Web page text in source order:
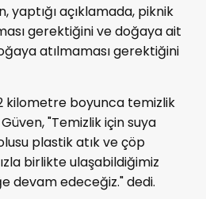
yaptığı açıklamada, piknik
gerektiğini ve doğaya ait
atılmaması gerektiğini
kilometre boyunca temizlik
"Temizlik için suya
plastik atık ve çöp
birlikte ulaşabildiğimiz
devam edeceğiz." dedi.